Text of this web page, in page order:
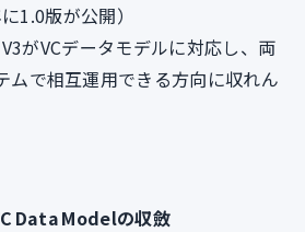
1.0版が公開）
がVCデータモデルに対応し、両
ムで相互運用できる方向に収れん
Data Modelの収斂